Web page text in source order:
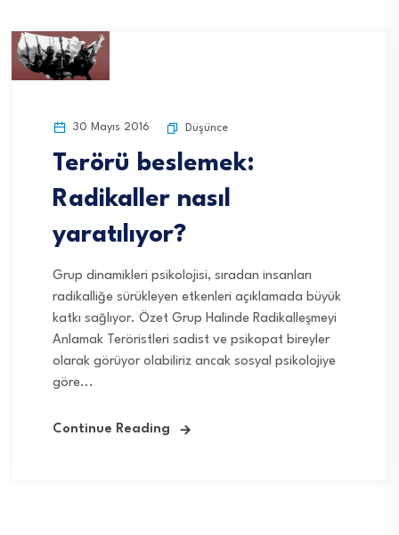
30 Mayıs 2016 Düşünce
Terörü beslemek:
Radikaller nasıl
yaratılıyor?
Grup dinamikleri psikolojisi, sıradan insanları
radikalliğe sürükleyen etkenleri açıklamada büyük
katkı sağlıyor. Özet Grup Halinde Radikalleşmeyi
Anlamak Teröristleri sadist ve psikopat bireyler
olarak görüyor olabiliriz ancak sosyal psikolojiye
göre...
Continue Reading